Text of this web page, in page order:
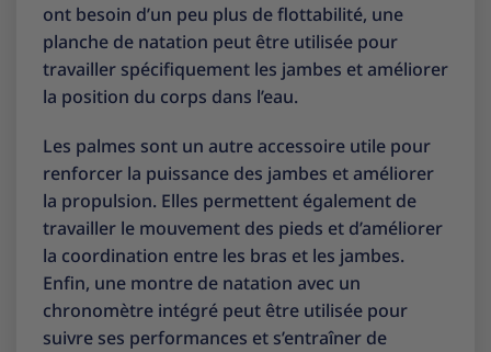
ont besoin d’un peu plus de flottabilité, une
planche de natation peut être utilisée pour
travailler spécifiquement les jambes et améliorer
la position du corps dans l’eau.
Les palmes sont un autre accessoire utile pour
renforcer la puissance des jambes et améliorer
la propulsion. Elles permettent également de
travailler le mouvement des pieds et d’améliorer
la coordination entre les bras et les jambes.
Enfin, une montre de natation avec un
chronomètre intégré peut être utilisée pour
suivre ses performances et s’entraîner de